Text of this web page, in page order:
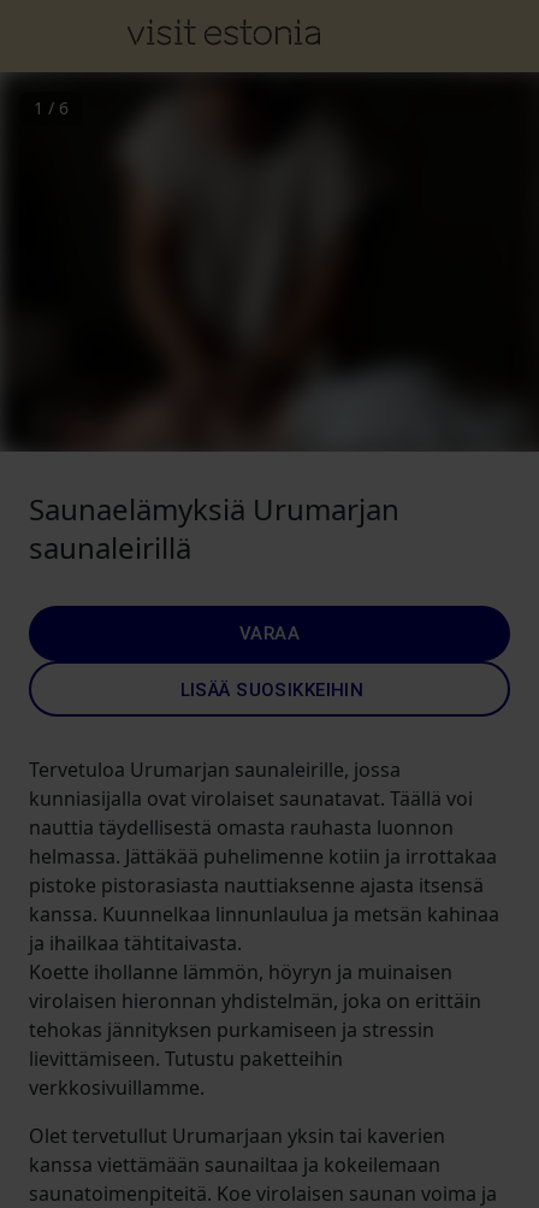
1 / 6
Saunaelämyksiä Urumarjan
saunaleirillä
VARAA
LISÄÄ SUOSIKKEIHIN
Tervetuloa Urumarjan saunaleirille, jossa
kunniasijalla ovat virolaiset saunatavat. Täällä voi
nauttia täydellisestä omasta rauhasta luonnon
helmassa. Jättäkää puhelimenne kotiin ja irrottakaa
pistoke pistorasiasta nauttiaksenne ajasta itsensä
kanssa. Kuunnelkaa linnunlaulua ja metsän kahinaa
ja ihailkaa tähtitaivasta.
Koette ihollanne lämmön, höyryn ja muinaisen
virolaisen hieronnan yhdistelmän, joka on erittäin
tehokas jännityksen purkamiseen ja stressin
lievittämiseen. Tutustu paketteihin
verkkosivuillamme.
Olet tervetullut Urumarjaan yksin tai kaverien
kanssa viettämään saunailtaa ja kokeilemaan
saunatoimenpiteitä. Koe virolaisen saunan voima ja